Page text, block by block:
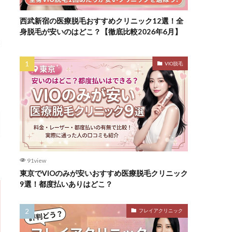
西武新宿の医療脱毛おすすめクリニック12選！全
身脱毛が安いのはどこ？【徹底比較2026年6月】
VIO脱毛
91view
東京でVIOのみが安いおすすめ医療脱毛クリニック
9選！都度払いありはどこ？
フレイアクリニック